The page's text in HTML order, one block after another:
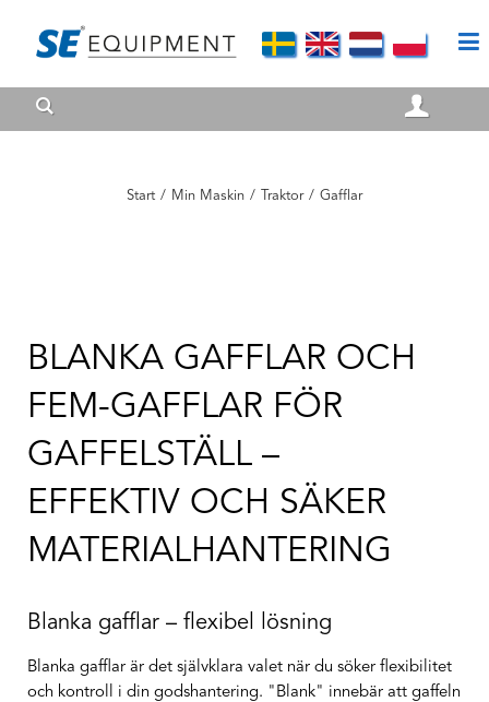
Start / Min Maskin / Traktor / Gafflar
BLANKA GAFFLAR OCH
FEM-GAFFLAR FÖR
GAFFELSTÄLL –
EFFEKTIV OCH SÄKER
MATERIALHANTERING
Blanka gafflar – flexibel lösning
Blanka gafflar är det självklara valet när du söker flexibilitet
och kontroll i din godshantering. "Blank" innebär att gaffeln